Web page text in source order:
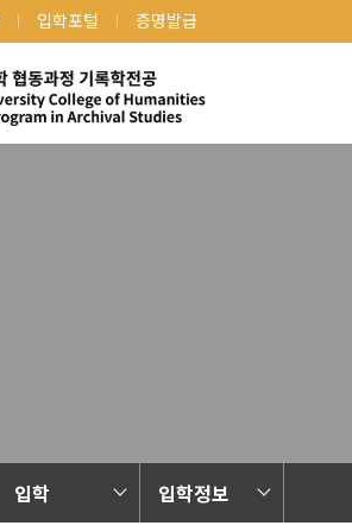
입학포털 증명발급
입학 입학정보